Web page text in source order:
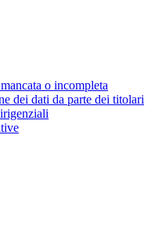
o incompleta
dei dati da parte dei titolari